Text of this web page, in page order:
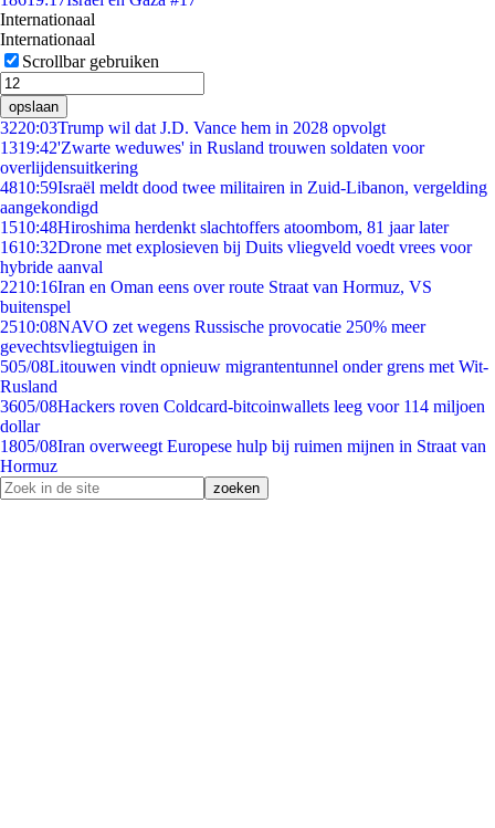
Internationaal
Internationaal
Scrollbar gebruiken
opslaan
3220:03Trump wil dat J.D. Vance hem in 2028 opvolgt
1319:42'Zwarte weduwes' in Rusland trouwen soldaten voor
overlijdensuitkering
4810:59Israël meldt dood twee militairen in Zuid-Libanon, vergelding
aangekondigd
1510:48Hiroshima herdenkt slachtoffers atoombom, 81 jaar later
1610:32Drone met explosieven bij Duits vliegveld voedt vrees voor
hybride aanval
2210:16Iran en Oman eens over route Straat van Hormuz, VS
buitenspel
2510:08NAVO zet wegens Russische provocatie 250% meer
gevechtsvliegtuigen in
505/08Litouwen vindt opnieuw migrantentunnel onder grens met Wit-
Rusland
3605/08Hackers roven Coldcard-bitcoinwallets leeg voor 114 miljoen
dollar
1805/08Iran overweegt Europese hulp bij ruimen mijnen in Straat van
Hormuz